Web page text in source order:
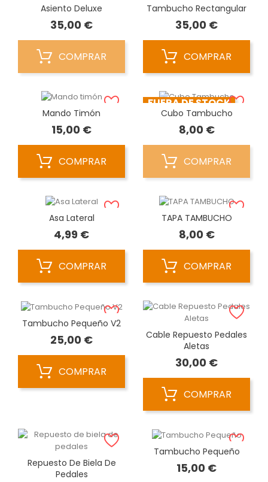
Asiento Deluxe
35,00 €Precio
COMPRAR
Tambucho Rectangular
35,00 €Precio
COMPRAR
Mando Timón
15,00 €Precio
COMPRAR
FUERA DE STOCK
Cubo Tambucho
8,00 €Precio
COMPRAR
Asa Lateral
4,99 €Precio
COMPRAR
TAPA TAMBUCHO
8,00 €Precio
COMPRAR
Tambucho Pequeño V2
25,00 €Precio
COMPRAR
Cable Repuesto Pedales
Aletas
30,00 €Precio
COMPRAR
Repuesto De Biela De
Pedales
Tambucho Pequeño
15,00 €Precio